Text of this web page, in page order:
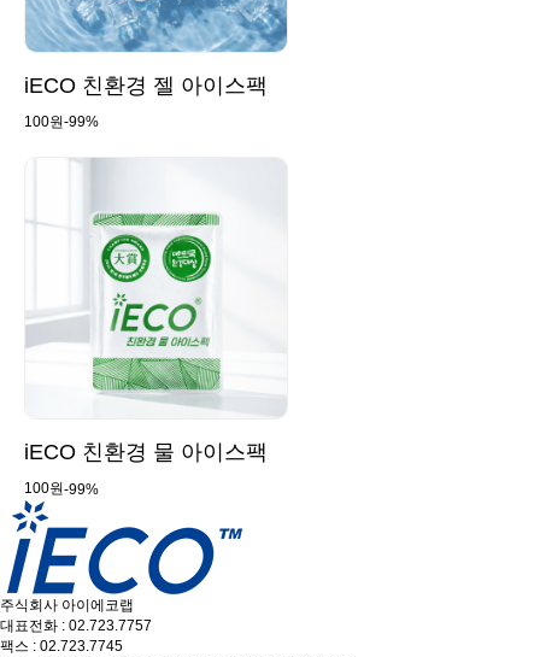
iECO 친환경 젤 아이스팩
100원-99%
iECO 친환경 물 아이스팩
100원-99%
주식회사 아이에코랩
대표전화 : 02.723.7757
팩스 : 02.723.7745